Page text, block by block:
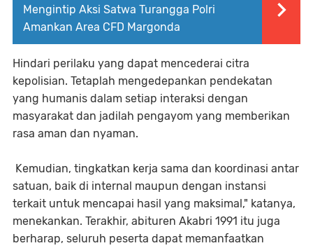
Mengintip Aksi Satwa Turangga Polri
Amankan Area CFD Margonda
Hindari perilaku yang dapat mencederai citra
kepolisian. Tetaplah mengedepankan pendekatan
yang humanis dalam setiap interaksi dengan
masyarakat dan jadilah pengayom yang memberikan
rasa aman dan nyaman.
Kemudian, tingkatkan kerja sama dan koordinasi antar
satuan, baik di internal maupun dengan instansi
terkait untuk mencapai hasil yang maksimal," katanya,
menekankan. Terakhir, abituren Akabri 1991 itu juga
berharap, seluruh peserta dapat memanfaatkan